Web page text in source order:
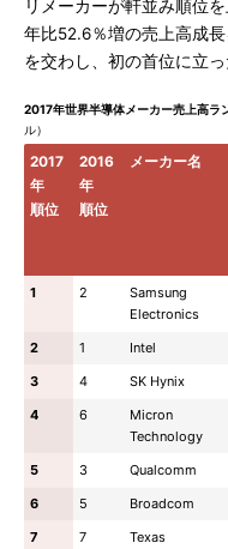
リメーカーが軒並み順位
年比52.6％増の売上高成
を交わし、初の首位に立っ
2017年世界半導体メーカー売上高ラ
ル）
2017
年
順位
2016
年
順位
メーカー名
1 2
Samsung
Electronics
2 1 Intel
3
4 SK Hynix
4
6
Micron
Technology
5 3 Qualcomm
6
5 Broadcom
7
7
Texas